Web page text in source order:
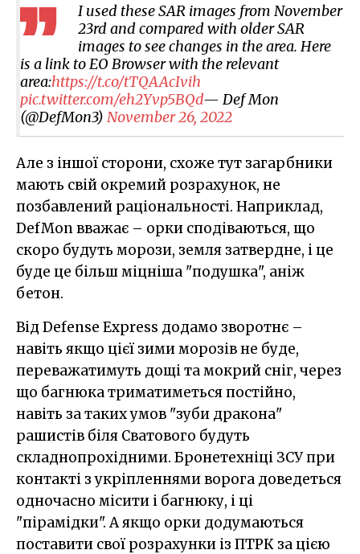
I used these SAR images from November
23rd and compared with older SAR
images to see changes in the area. Here
is a link to EO Browser with the relevant
area:https://t.co/tTQAAcIvih
pic.twitter.com/eh2Yvp5BQd— Def Mon
(@DefMon3) November 26, 2022
Але з іншої сторони, схоже тут загарбники
мають свій окремий розрахунок, не
позбавлений раціональності. Наприклад,
DefMon вважає – орки сподіваються, що
скоро будуть морози, земля затвердне, і це
буде це більш міцніша "подушка", аніж
бетон.
Від Defense Express додамо зворотнє –
навіть якщо цієї зими морозів не буде,
переважатимуть дощі та мокрий сніг, через
що багнюка триматиметься постійно,
навіть за таких умов "зуби дракона"
рашистів біля Сватового будуть
складнопрохідними. Бронетехніці ЗСУ при
контакті з укріпленнями ворога доведеться
одночасно місити і багнюку, і ці
"пірамідки". А якщо орки додумаються
поставити свої розрахунки із ПТРК за цією